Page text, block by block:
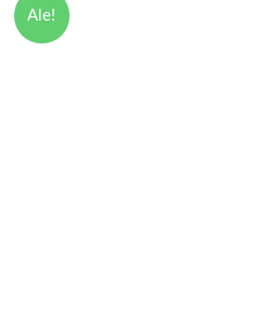
Ale!
Volkswagen
ID.7